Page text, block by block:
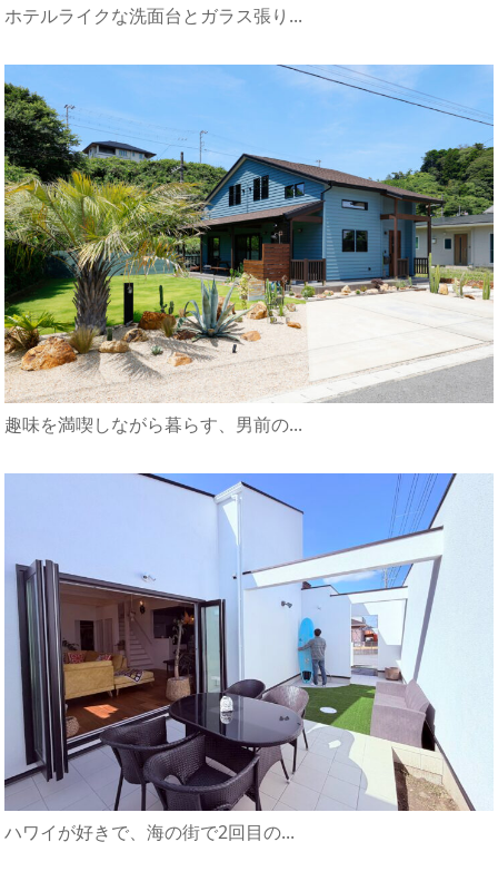
ホテルライクな洗面台とガラス張り...
趣味を満喫しながら暮らす、男前の...
ハワイが好きで、海の街で2回目の...